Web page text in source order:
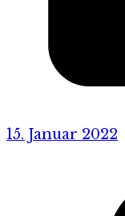
15. Januar 2022